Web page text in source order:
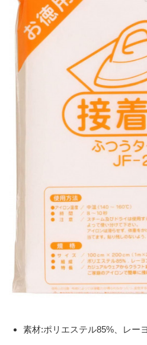
素材:ポリエステル85%、レー